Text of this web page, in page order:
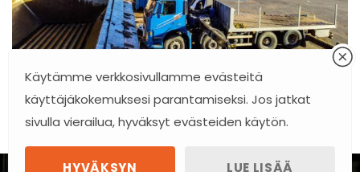
Käytämme verkkosivullamme evästeitä
käyttäjäkokemuksesi parantamiseksi. Jos jatkat
sivulla vierailua, hyväksyt evästeiden käytön.
HYVÄKSYN LUE LISÄÄ